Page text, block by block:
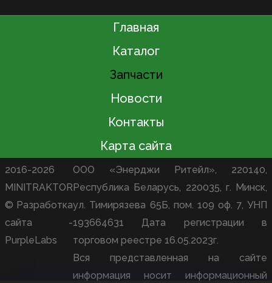
Главная
Каталог
Запчасти
Новости
Контакты
Карта сайта
2016-2026
MINITRAKTOR
© Разработка
сайта -
PurpleLabs
ООО «Энерджи Ритейл», 220140,
Республика Беларусь, 220035, г. Минск,
ул. Тимирязева 65Б, пом. 109 оф. 7, УНП
193664631 Дата регистрации в
торговом реестре 16.05.2023г.
Вся представленная на сайте
информация носит информационный